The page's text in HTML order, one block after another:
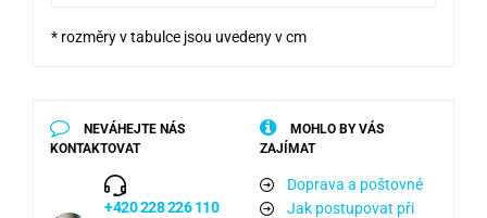
* rozměry v tabulce jsou uvedeny v cm
NEVÁHEJTE NÁS
KONTAKTOVAT
+420 228 226 110
MOHLO BY VÁS
ZAJÍMAT
Doprava a poštovné
Jak postupovat při